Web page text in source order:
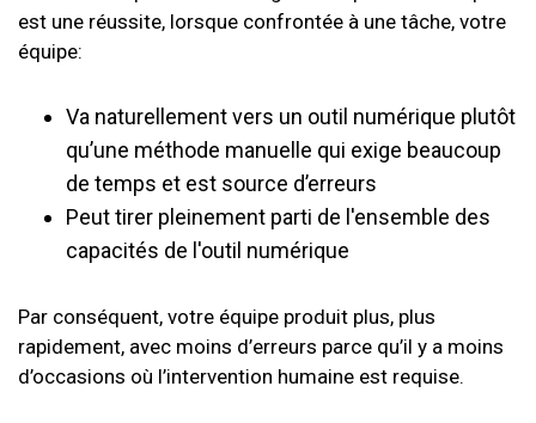
est une réussite, lorsque confrontée à une tâche, votre
équipe:
Va naturellement vers un outil numérique plutôt
qu’une méthode manuelle qui exige beaucoup
de temps et est source d’erreurs
Peut tirer pleinement parti de l'ensemble des
capacités de l'outil numérique
Par conséquent, votre équipe produit plus, plus
rapidement, avec moins d’erreurs parce qu’il y a moins
d’occasions où l’intervention humaine est requise.